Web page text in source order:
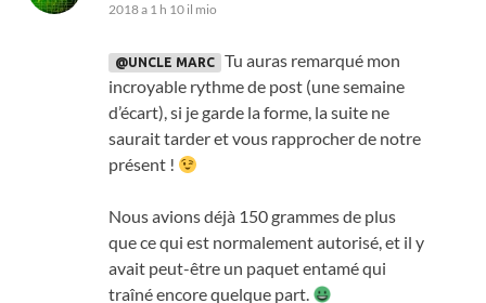
2018 a 1 h 10 il mio
@UNCLE MARC
Tu auras remarqué mon
incroyable rythme de post (une semaine
d’écart),si je garde la forme, la suite ne
saurait tarder et vous rapprocher de notre
présent !
Nous avions déjà 150grammes de plus
que ce qui est normalement autorisé,et il y
avait peut-être un paquet entamé qui
traîné encore quelque part.